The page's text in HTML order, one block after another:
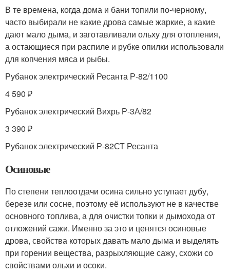
В те времена, когда дома и бани топили по-черному,
часто выбирали не какие дрова самые жаркие, а какие
дают мало дыма, и заготавливали ольху для отопления,
а остающиеся при распиле и рубке опилки использовали
для копчения мяса и рыбы.
Рубанок электрический Ресанта Р-82/1100
4 590 ₽
Рубанок электрический Вихрь Р-3А/82
3 390 ₽
Рубанок электрический Р-82СТ Ресанта
Осиновые
По степени теплоотдачи осина сильно уступает дубу,
березе или сосне, поэтому её используют не в качестве
основного топлива, а для очистки топки и дымохода от
отложений сажи. Именно за это и ценятся осиновые
дрова, свойства которых давать мало дыма и выделять
при горении вещества, разрыхляющие сажу, схожи со
свойствами ольхи и осоки.